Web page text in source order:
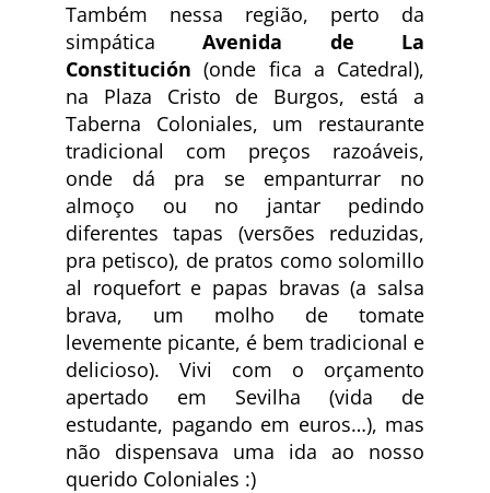
Também nessa região, perto da
simpáticaAvenida de La
Constitución (onde fica a Catedral),
na Plaza Cristo de Burgos, está a
Taberna Coloniales, um restaurante
tradicional com preços razoáveis,
onde dá pra se empanturrar no
almoço ou no jantar pedindo
diferentes tapas (versões reduzidas,
pra petisco), de pratos como solomillo
al roquefort e papas bravas (a salsa
brava, um molho de tomate
levemente picante, é bem tradicional e
delicioso). Vivi com o orçamento
apertado em Sevilha (vida de
estudante, pagando em euros…), mas
não dispensava uma ida ao nosso
querido Coloniales :)